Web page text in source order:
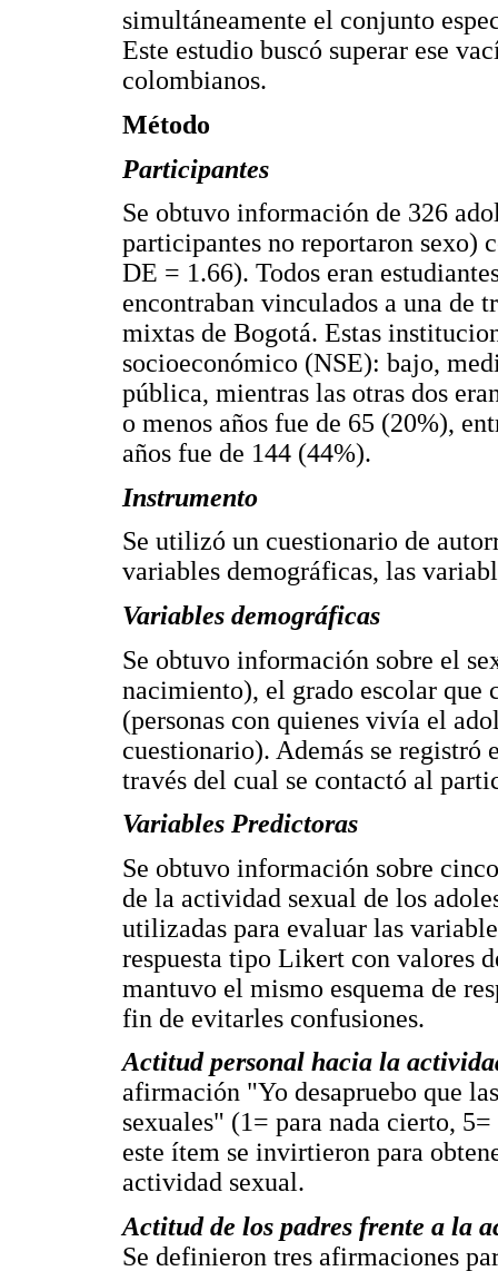
simultáneamente el conjunto
Este estudio buscó superar ese
colombianos.
Método
Participantes
Se obtuvo información de 326
participantes no reportaron sexo)
DE = 1.66). Todos eran
encontraban vinculados a una de
mixtas de Bogotá. Estas
socioeconómico (NSE): bajo,
pública, mientras las otras dos
o menos años fue de 65 (20%),
años fue de 144 (44%).
Instrumento
Se utilizó un cuestionario de
variables demográficas, las
Variables demográficas
Se obtuvo información sobre el
nacimiento), el grado escolar que
(personas con quienes vivía el
cuestionario). Además se
través del cual se contactó al
Variables Predictoras
Se obtuvo información sobre
de la actividad sexual de los
utilizadas para evaluar las
respuesta tipo Likert con valores
mantuvo el mismo esquema de
fin de evitarles confusiones.
Actitud personal hacia la
afirmación "Yo desapruebo que
sexuales" (1= para nada cierto,
este ítem se invirtieron para
actividad sexual.
Actitud de los padres frente a la
Se definieron tres afirmaciones